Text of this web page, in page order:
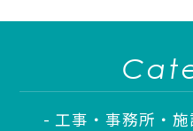
工事・事務所・